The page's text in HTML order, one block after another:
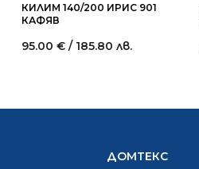
КИЛИМ 140/200 ИРИС 901
КАФЯВ
95.00 € / 185.80 лв.
ДОМТЕКС